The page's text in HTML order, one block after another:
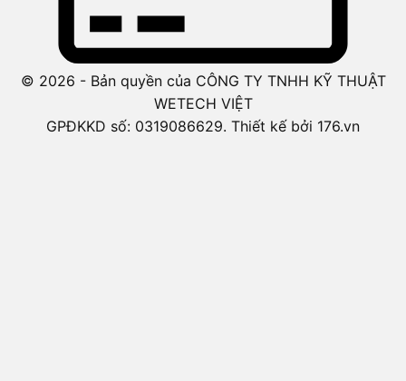
© 2026 - Bản quyền của CÔNG TY TNHH KỸ THUẬT
WETECH VIỆT
GPĐKKD số: 0319086629. Thiết kế bởi 176.vn